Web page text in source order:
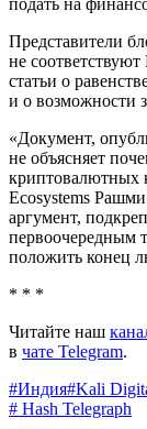
Представители
не
статьи о
и о возможности
«Документ,
не объясняет
Ecosystems
аргумент,
первоочередным
положить конец
* * *
Читайте наш
в чате Telegram.
#Индия#Kali
# Hash Telegraph